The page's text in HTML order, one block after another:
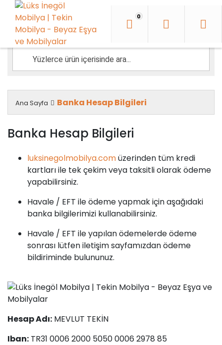
İçeriği
0
Ana Sayfa Banka Hesap Bilgileri
Banka Hesap Bilgileri
luksinegolmobilya.comüzerinden tüm kredi
kartları ile tek çekim veya taksitli olarak ödeme
yapabilirsiniz.
Havale / EFT ile ödeme yapmak için aşağıdaki
banka bilgilerimizi kullanabilirsiniz.
Havale / EFT ile yapılan ödemelerde ödeme
sonrası lütfen iletişim sayfamızdan ödeme
bildiriminde bulununuz.
Hesap Adı: MEVLUT TEKİN
Iban: TR31 0006 2000 5050 0006 2978 85